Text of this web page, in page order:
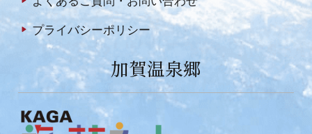
プライバシーポリシー
加賀温泉郷